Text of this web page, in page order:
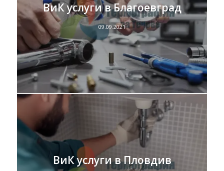
ВиК услуги в Благоевград
09.09.2021
ВиК услуги в Пловдив